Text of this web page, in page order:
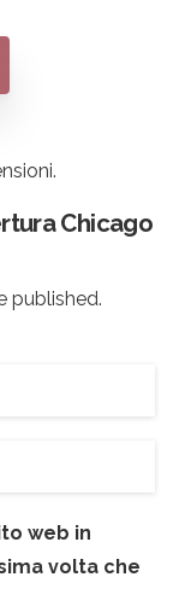
Chicago
published.
web in
volta che